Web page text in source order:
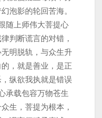
泡影的轮回苦海。
随上师伟大菩提心
判断谎言的对错，
明脱轨，与众生升
，就是善业，是正
纵欲我执就是错误
承载包容万物苍生
生，菩提为根本，